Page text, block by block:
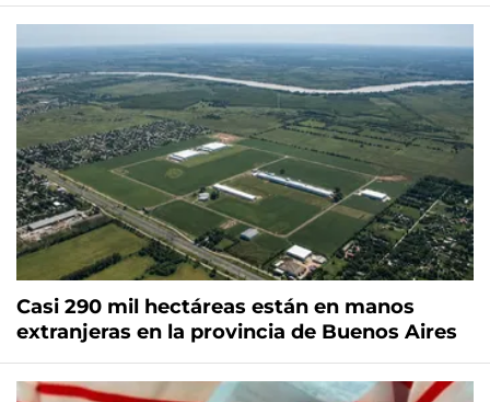
Casi 290 mil hectáreas están en manos
extranjeras en la provincia de Buenos Aires